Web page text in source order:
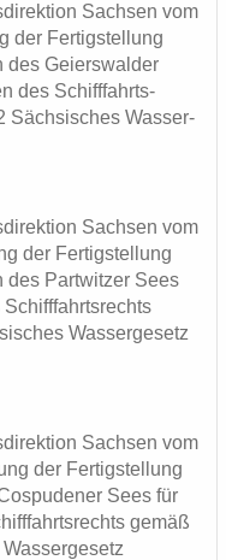
Sach­sen vom
der Fer­tig­stel­lung
des Gei­ers­wal­der
des Schiff­fahrts­
Säch­si­sches Was­ser­
Sach­sen vom
der Fer­tig­stel­lung
des Part­wit­zer Sees
Was­ser­ge­setz
Sach­sen vom
der Fer­tig­stel­lung
Sees für
gemäß